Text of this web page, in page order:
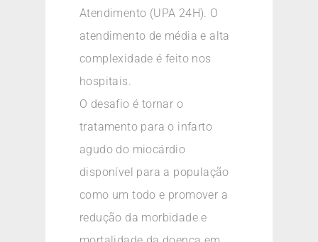
Atendimento (UPA 24H). O
atendimento de média e alta
complexidade é feito nos
hospitais.
O desafio é tornar o
tratamento para o infarto
agudo do miocárdio
disponível para a população
como um todo e promover a
redução da morbidade e